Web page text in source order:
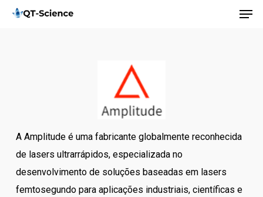
Skip
A Amplitude é uma fabricante globalmente reconhecida
de lasers ultrarrápidos, especializada no
desenvolvimento de soluções baseadas em lasers
femtosegundo para aplicações industriais, científicas e